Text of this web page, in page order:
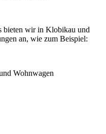
bieten wir in Klobikau und
an, wie zum Beispiel:
Wohnwagen